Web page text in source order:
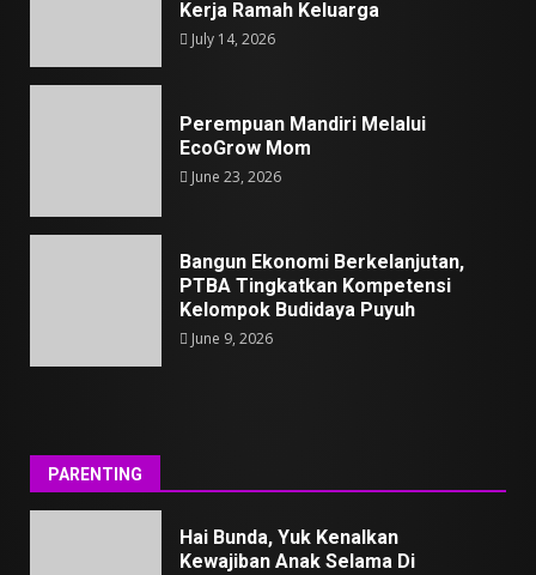
Kerja Ramah Keluarga
July 14, 2026
Perempuan Mandiri Melalui
EcoGrow Mom
June 23, 2026
Bangun Ekonomi Berkelanjutan,
PTBA Tingkatkan Kompetensi
Kelompok Budidaya Puyuh
June 9, 2026
PARENTING
Hai Bunda, Yuk Kenalkan
Kewajiban Anak Selama Di